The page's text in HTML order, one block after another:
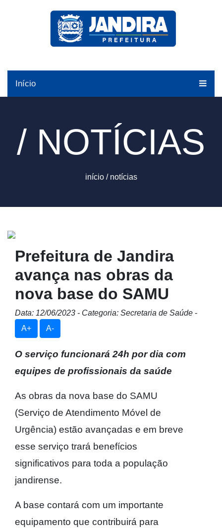
Início
/ NOTÍCIAS
início / notícias
Prefeitura de Jandira
avança nas obras da
nova base do SAMU
Data: 12/06/2023 - Categoria: Secretaria de Saúde -
A+
A-
O serviço funcionará 24h por dia com
equipes de profissionais da saúde
As obras da nova base do SAMU
(Serviço de Atendimento Móvel de
Urgência) estão avançadas e em breve
esse serviço trará benefícios
significativos para toda a população
jandirense.
A base contará com um importante
equipamento que contribuirá para